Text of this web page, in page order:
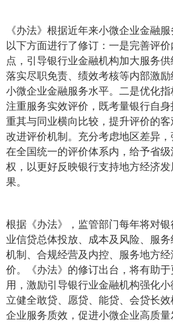
《办法》根据近年来小微企业金融
以下方面进行了修订：一是完善评
点，引导银行业金融机构加大服务供
落实尽职免责、绩效考核等内部激
小微企业金融服务水平。二是优化指
注重服务实效评价，既考量银行自
重其与同业横向比较，提升评价的
改进评价机制。充分考虑地区差异，
在全国统一的评价体系内，给予省
权，以更好反映银行支持地方经济
果。
根据《办法》，监管部门每年将对
业信贷总体投放、成本及风险、服
机制、合规经营及内控、服务地方
价。《办法》的修订出台，将有助
用，激励引导银行业金融机构强化
立健全敢贷、愿贷、能贷、会贷长
企业服务质效，促进小微企业高质量